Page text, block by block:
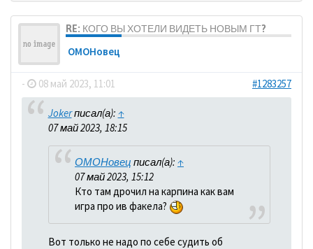
RE: КОГО ВЫ ХОТЕЛИ ВИДЕТЬ НОВЫМ ГТ?
ОМОНовец
- 08 май 2023, 11:01 #1283257
Jokerписал(а): ↑
07 май 2023, 18:15
ОМОНовец писал(а): ↑
07 май 2023, 15:12
Кто там дрочил на карпина как вам
игра про ив факела?
Вот только не надо по себе судить об